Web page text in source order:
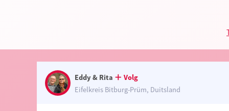
Eddy & Rita
Volg
Eifelkreis Bitburg-Prüm, Duitsland